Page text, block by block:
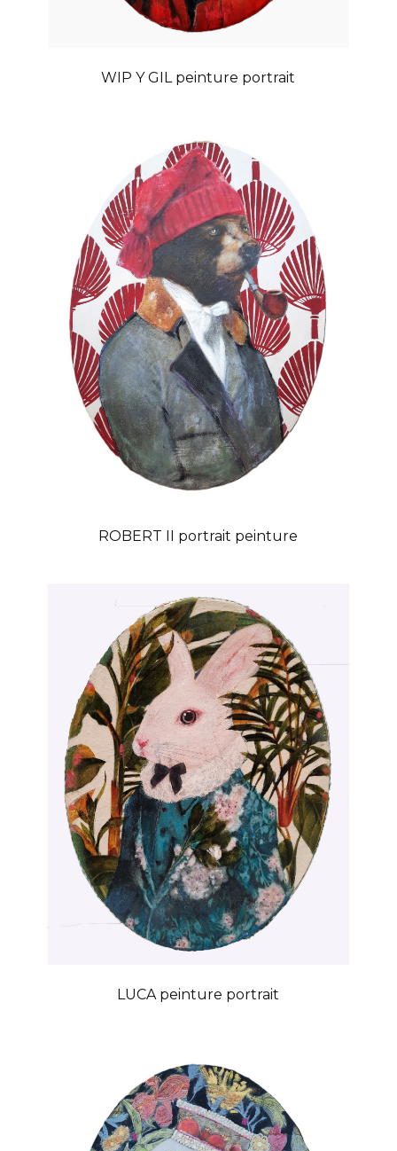
WIP Y GIL peinture portrait
ROBERT II portrait peinture
LUCA peinture portrait